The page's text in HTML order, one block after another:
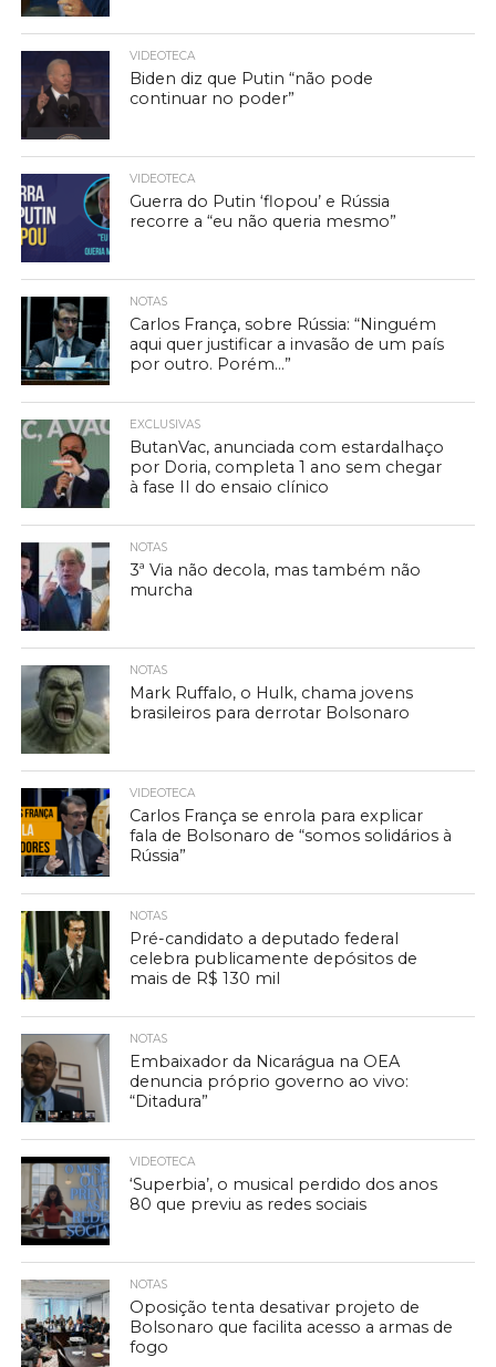
VIDEOTECA
Biden diz que Putin “não pode
continuar no poder”
VIDEOTECA
Guerra do Putin ‘flopou’ e Rússia
recorre a “eu não queria mesmo”
NOTAS
Carlos França, sobre Rússia: “Ninguém
aqui quer justificar a invasão de um país
por outro. Porém…”
EXCLUSIVAS
ButanVac, anunciada com estardalhaço
por Doria, completa 1 ano sem chegar
à fase II do ensaio clínico
NOTAS
3ª Via não decola, mas também não
murcha
NOTAS
Mark Ruffalo, o Hulk, chama jovens
brasileiros para derrotar Bolsonaro
VIDEOTECA
Carlos França se enrola para explicar
fala de Bolsonaro de “somos solidários à
Rússia”
NOTAS
Pré-candidato a deputado federal
celebra publicamente depósitos de
mais de R$ 130 mil
NOTAS
Embaixador da Nicarágua na OEA
denuncia próprio governo ao vivo:
“Ditadura”
VIDEOTECA
‘Superbia’, o musical perdido dos anos
80 que previu as redes sociais
NOTAS
Oposição tenta desativar projeto de
Bolsonaro que facilita acesso a armas de
fogo